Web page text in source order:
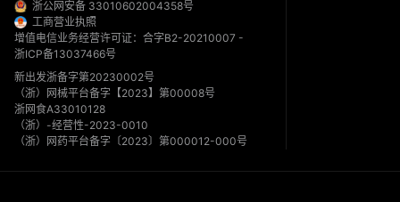
浙公网安备 33010602004358号
工商营业执照
增值电信业务经营许可证：合字B2-20210007 -
浙ICP备13037466号
新出发浙备字第20230002号
（浙）网械平台备字【2023】第00008号
浙网食A33010128
（浙）-经营性-2023-0010
（浙）网药平台备字〔2023〕第000012-000号